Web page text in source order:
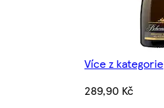
Více z kategorie
289,90 Kč